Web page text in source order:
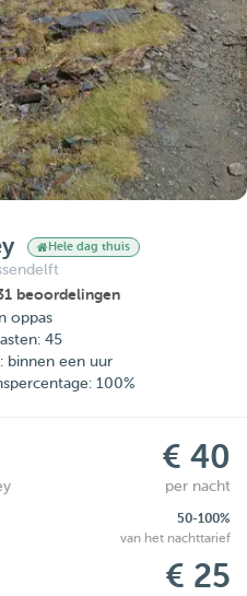
Hele dag thuis
beoordelingen
oppas
45
binnen een uur
100%
€ 40
per nacht
50-100%
van het nachttarief
€ 25